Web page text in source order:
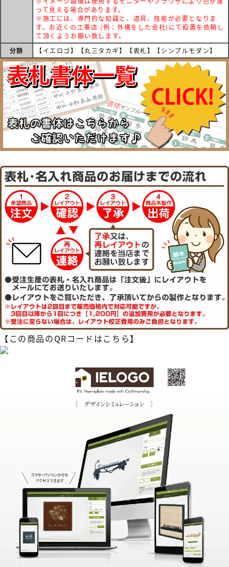
って見える場合があります。
※施工には、専門的な知識と、道具、技能が必要となりま
す。お近くの工事店 (例：外構をした会社)にて設置を依頼し
て頂くようお願い致します。
分類
【イエロゴ】【丸三タカギ】【表札】【シンプルモダン】
【この商品のQRコードはこちら】